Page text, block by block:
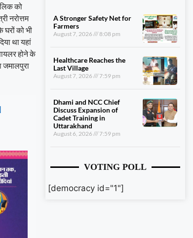
को
नरोत्तम
को भी
था यहां
होने के
जमालपुरा
A Stronger Safety Net for
Farmers
August 7, 2026 8:08 pm
Healthcare Reaches the
Last Village
August 7, 2026 7:59 pm
Dhami and NCC Chief
Discuss Expansion of
Cadet Training in
Uttarakhand
August 6, 2026 7:59 pm
VOTING POLL
[democracy id="1"]